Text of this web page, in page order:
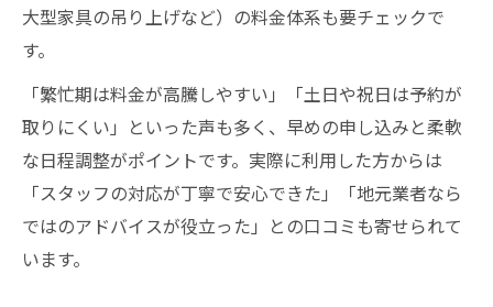
熊本市の転居支援金と移住支援金の違いを
引越し補助金の申請漏れを防ぐ熊本市のチ
ェックリスト
暮らしやすい場所選びと引越し計画の秘訣
熊本市で後悔しない引越し先の選び方と安
全性の重要性
大型家具の吊り上げなど）の料金体系も要チェックで
す。
「繁忙期は料金が高騰しやすい」「土日や祝日は予約が
取りにくい」といった声も多く、早めの申し込みと柔軟
な日程調整がポイントです。実際に利用した方からは
「スタッフの対応が丁寧で安心できた」「地元業者なら
ではのアドバイスが役立った」との口コミも寄せられて
います。